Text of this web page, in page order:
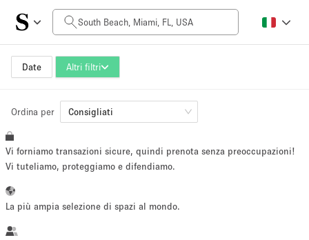
Date Altri filtri
Prezzo al giorno
$0
Dimensioni dello spazio
5000+ sq ft
~ 13 persone
Ordina per Consigliati
Vi forniamo transazioni sicure, quindi prenota senza preoccupazioni!
Vi tuteliamo, proteggiamo e difendiamo.
La più ampia selezione di spazi al mondo.